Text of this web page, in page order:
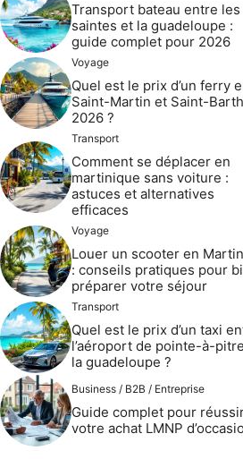
Transport bateau entre les
saintes et la guadeloupe :
guide complet pour 2026
Voyage
Quel est le prix d’un ferry
Saint-Martin et Saint-
2026 ?
Transport
Comment se déplacer en
martinique sans voiture :
astuces et alternatives
efficaces
Voyage
Louer un scooter en
: conseils pratiques pour
préparer votre séjour
Transport
Quel est le prix d’un taxi
l’aéroport de pointe-à-
la guadeloupe ?
Business / B2B / Entreprise
Guide complet pour
votre achat LMNP